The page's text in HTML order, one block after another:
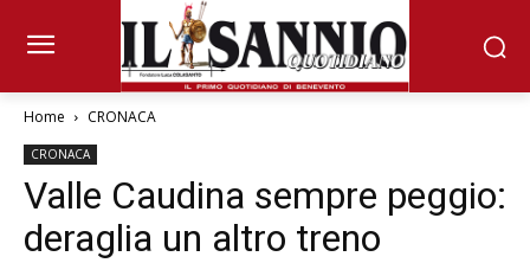
Home CRONACA
CRONACA
Valle Caudina sempre peggio:
deraglia un altro treno